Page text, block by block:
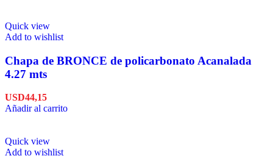
Quick view
Add to wishlist
Chapa de BRONCE de policarbonato Acanalada
4.27 mts
USD44,15
Añadir al carrito
Quick view
Add to wishlist